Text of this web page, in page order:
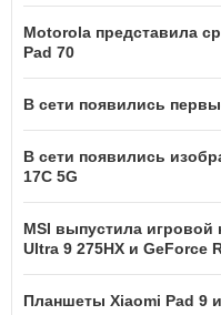
Motorola представила
Pad 70
В сети появились
В сети появились
17C 5G
MSI выпустила игровой
Ultra 9 275HX и GeForce
Планшеты Xiaomi Pad 9